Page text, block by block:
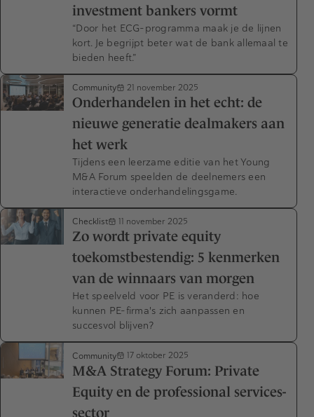
investment bankers vormt
“Door het ECG-programma maak je de lijnen
kort. Je begrijpt beter wat de bank allemaal te
bieden heeft.”
Community 21 november 2025
Onderhandelen in het echt: de
nieuwe generatie dealmakers aan
het werk
Tijdens een leerzame editie van het Young
M&A Forum speelden de deelnemers een
interactieve onderhandelingsgame.
Checklist 11 november 2025
Zo wordt private equity
toekomstbestendig: 5 kenmerken
van de winnaars van morgen
Het speelveld voor PE is veranderd: hoe
kunnen PE-firma's zich aanpassen en
succesvol blijven?
Community 17 oktober 2025
M&A Strategy Forum: Private
Equity en de professional services-
sector